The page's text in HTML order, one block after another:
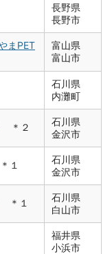
長野県
長野市
まPET
富山県
富山市
石川県
内灘町
＊２
石川県
金沢市
１
石川県
金沢市
＊１
石川県
白山市
福井県
小浜市